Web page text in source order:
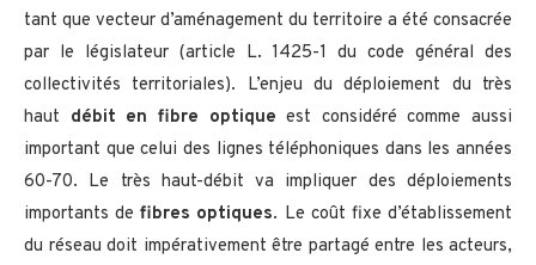
tant que vecteur d’aménagement du territoire a été consacrée
par le législateur (article L. 1425-1 du code général des
collectivités territoriales). L’enjeu du déploiement du très
haut débit en fibre optique est considéré comme aussi
important que celui des lignes téléphoniques dans les années
60-70. Le très haut-débit va impliquer des déploiements
importants defibres optiques. Le coût fixe d’établissement
du réseau doit impérativement être partagé entre les acteurs,